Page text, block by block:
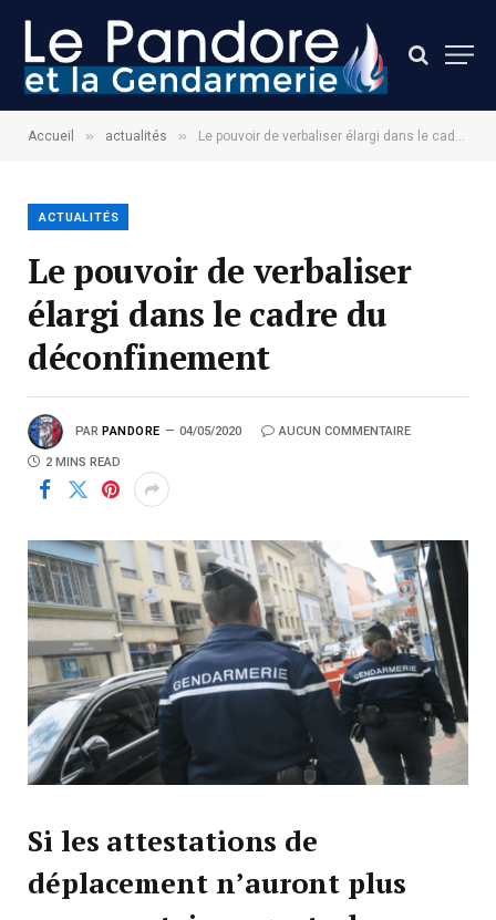
Accueil » actualités » Le pouvoir de verbaliser élargi dans le cadre du déconfinement
ACTUALITÉS
Le pouvoir de verbaliser
élargi dans le cadre du
déconfinement
PAR PANDORE 04/05/2020 AUCUN COMMENTAIRE
2 MINS READ
Si les attestations de
déplacement n’auront plus